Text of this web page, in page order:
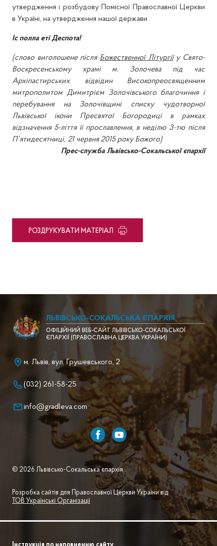
утвердження і розбудову Помісної Православної Церкви
в Україні, на утвердження нашої держави.
Іс полла еті Деспота!
(слово виголошене після Божественної Літургіїу Свято-
Воскресенському храмі м. Золочева під час
Архіпастирських відвідин Високопреосвященним
митрополитом Димитрієм Золочівського благочиння і
перебування на Золочівщині списку чудотворної
Львівської ікони Пресвятої Богородиці в рамках
відзначення 5-ліття її прославлення, в неділю 3-тю після
П’ятидесятниці, 21 червня 2015 року Божого)
Прес-служба Львівсько-Сокальської єпархії
PОЗДРУКУВАТИ МАТЕРІАЛ
ЛЬВІВСЬКО-СОКАЛЬСЬКА ЄПАРХІЯ
ОФІЦІЙНИЙ ВЕБ-САЙТ ЛЬВІВСЬКО-СОКАЛЬСЬКОЇ
ЄПАРХІЇ (ПРАВОСЛАВНА ЦЕРКВА УКРАЇНИ)
м. Львів, вул. Грушевського, 2
(032) 261-58-25
info@gradleva.com
© 2026 Львівсько-Сокальська єпархія .
Розробка сайтів для Православної Церкви України від
ТОВ Українські Організації